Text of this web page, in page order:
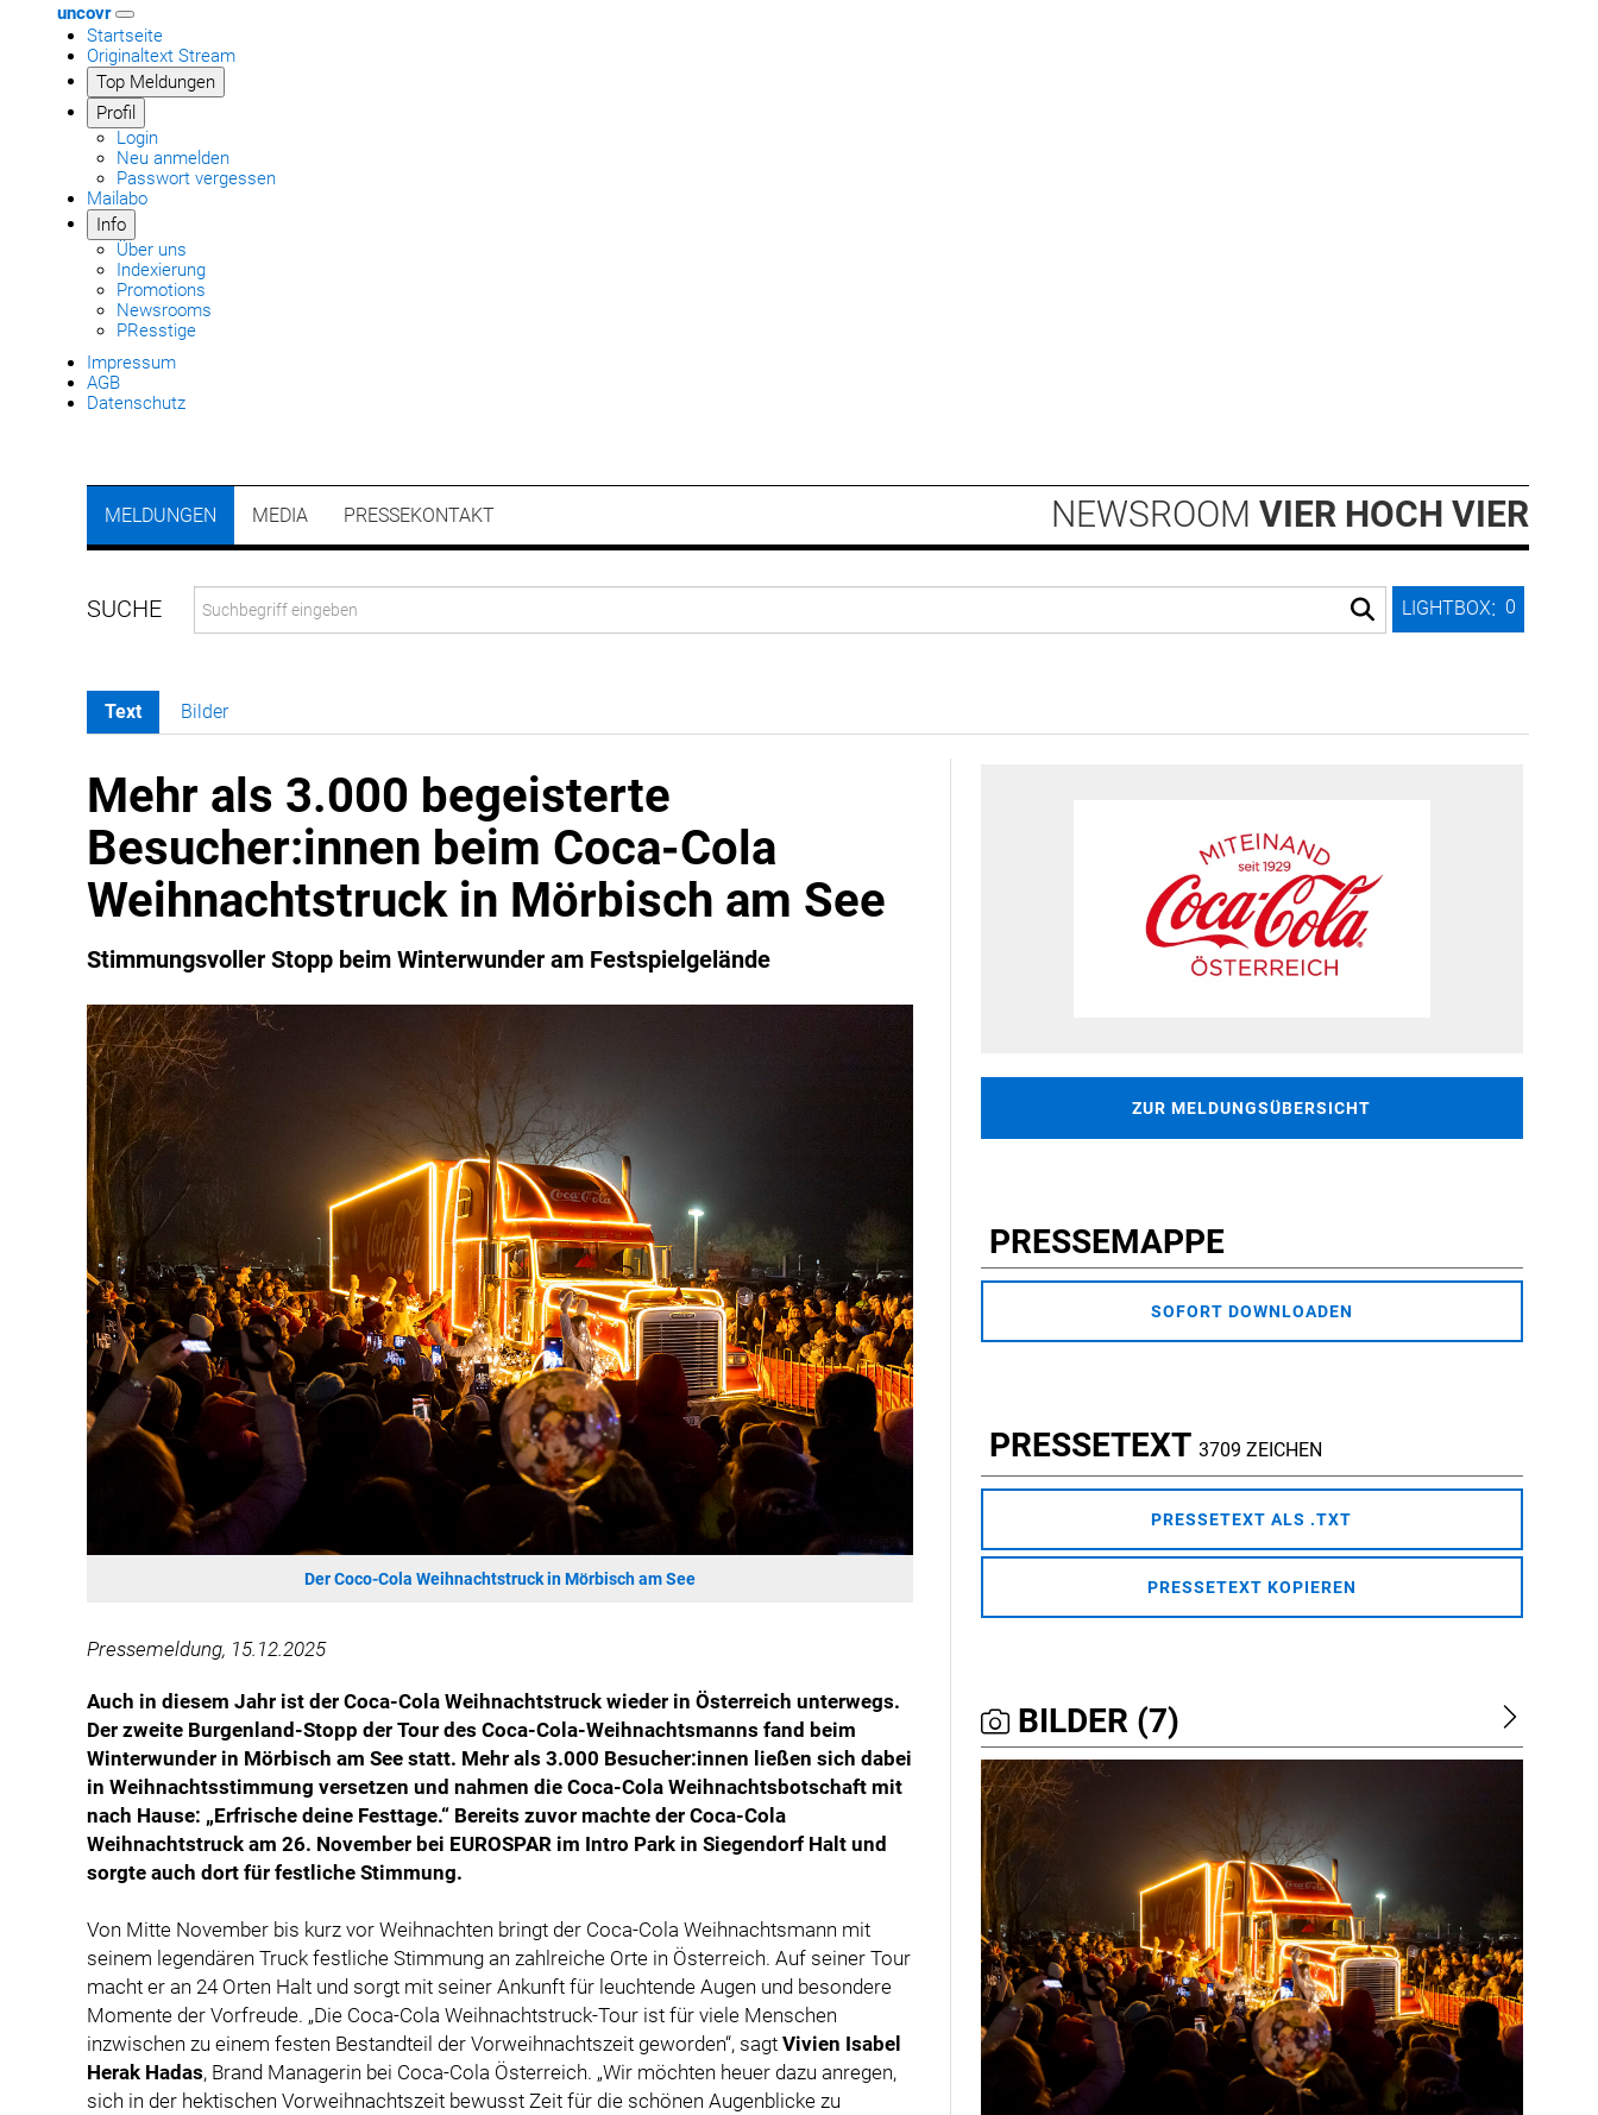
uncovr
Startseite
Originaltext Stream
Top Meldungen
Profil
Login
Neu anmelden
Passwort vergessen
Mailabo
Info
Über uns
Indexierung
Promotions
Newsrooms
PResstige
Impressum
AGB
Datenschutz
LIGHTBOX: 0
MELDUNGEN MEDIA PRESSEKONTAKT NEWSROOM VIER HOCH VIER
Text Bilder
Mehr als 3.000 begeisterte
Besucher:innen beim Coca-Cola
Weihnachtstruck in Mörbisch am See
Stimmungsvoller Stopp beim Winterwunder am Festspielgelände
Der Coco-Cola Weihnachtstruck in Mörbisch am See
Pressemeldung, 15.12.2025
Auch in diesem Jahr ist der Coca-Cola Weihnachtstruck wieder in Österreich unterwegs.
Der zweite Burgenland-Stopp der Tour des Coca-Cola-Weihnachtsmanns fand beim
Winterwunder in Mörbisch am See statt. Mehr als 3.000 Besucher:innen ließen sich dabei
in Weihnachtsstimmung versetzen und nahmen die Coca-Cola Weihnachtsbotschaft mit
nach Hause: „Erfrische deine Festtage.“ Bereits zuvor machte der Coca-Cola
Weihnachtstruck am 26. November bei EUROSPAR im Intro Park in Siegendorf Halt und
sorgte auch dort für festliche Stimmung.
Von Mitte November bis kurz vor Weihnachten bringt der Coca-Cola Weihnachtsmann mit
seinem legendären Truck festliche Stimmung an zahlreiche Orte in Österreich. Auf seiner Tour
macht er an 24 Orten Halt und sorgt mit seiner Ankunft für leuchtende Augen und besondere
Momente der Vorfreude. „Die Coca-Cola Weihnachtstruck-Tour ist für viele Menschen
inzwischen zu einem festen Bestandteil der Vorweihnachtszeit geworden“, sagt Vivien Isabel
Herak Hadas, Brand Managerin bei Coca-Cola Österreich. „Wir möchten heuer dazu anregen,
sich in der hektischen Vorweihnachtszeit bewusst Zeit für die schönen Augenblicke zu
ZUR MELDUNGSÜBERSICHT
PRESSEMAPPE
SOFORT DOWNLOADEN
PRESSETEXT 3709 ZEICHEN
PRESSETEXT ALS .TXT
PRESSETEXT KOPIEREN
BILDER (7)